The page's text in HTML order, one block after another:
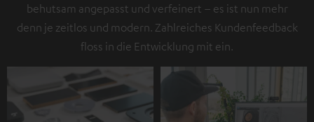
behutsam angepasst und verfeinert – es ist nun mehr
denn je zeitlos und modern. Zahlreiches Kundenfeedback
floss in die Entwicklung mit ein.